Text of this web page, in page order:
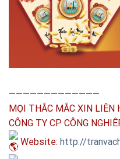
—————————————
MỌI THẮC MẮC XIN LIÊN
CÔNG TY CP CÔNG
Website: http://